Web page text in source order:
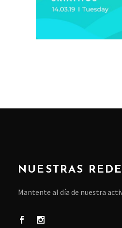
NUESTRAS
Mantente al día de nuestra